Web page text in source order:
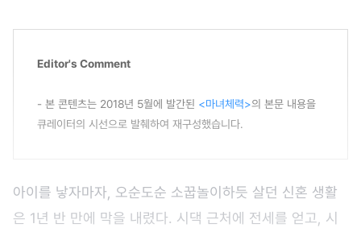
Editor's Comment
- 본 콘텐츠는 2018년 5월에 발간된 <마녀체력>의 본문 내용을
큐레이터의 시선으로 발췌하여 재구성했습니다.
아이를 낳자마자, 오순도순 소꿉놀이하듯 살던 신혼 생활
은 1년 반 만에 막을 내렸다. 시댁 근처에 전세를 얻고, 시